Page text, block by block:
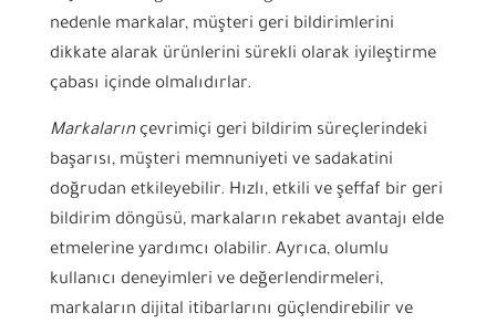
nedenle markalar, müşteri geri bildirimlerini
dikkate alarak ürünlerini sürekli olarak iyileştirme
çabası içinde olmalıdırlar.
Markalarınçevrimiçi geri bildirim süreçlerindeki
başarısı, müşteri memnuniyeti ve sadakatini
doğrudan etkileyebilir. Hızlı, etkili ve şeffaf bir geri
bildirim döngüsü, markaların rekabet avantajı elde
etmelerine yardımcı olabilir. Ayrıca, olumlu
kullanıcı deneyimleri ve değerlendirmeleri,
markaların dijital itibarlarını güçlendirebilir ve